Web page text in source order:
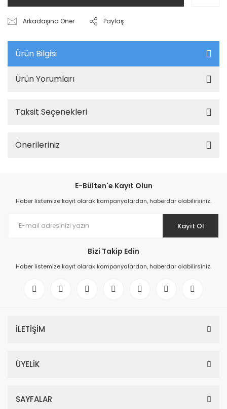
Arkadaşına Öner Paylaş
Ürün Bilgisi
Ürün Yorumları
Taksit Seçenekleri
Önerileriniz
E-Bülten'e Kayıt Olun
Haber listemize kayıt olarak kampanyalardan, haberdar olabilirsiniz.
Kayıt Ol
Bizi Takip Edin
Haber listemize kayıt olarak kampanyalardan, haberdar olabilirsiniz.
İLETİŞİM
ÜYELİK
SAYFALAR